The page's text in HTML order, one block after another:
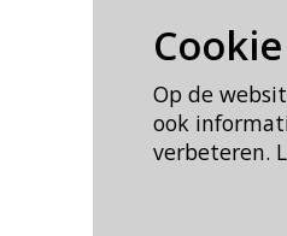
Op de
ook
verbeteren.